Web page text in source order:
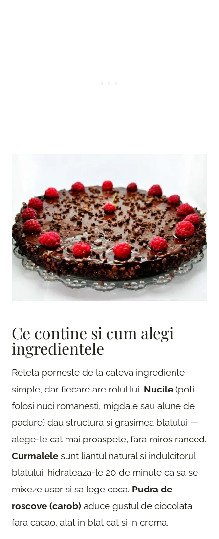
Ce contine si cum alegi
ingredientele
Reteta porneste de la cateva ingrediente
simple, dar fiecare are rolul lui. Nucile (poti
folosi nuci romanesti, migdale sau alune de
padure) dau structura si grasimea blatului —
alege-le cat mai proaspete, fara miros ranced.
Curmalele sunt liantul natural si indulcitorul
blatului; hidrateaza-le 20 de minute ca sa se
mixeze usor si sa lege coca. Pudra de
roscove (carob) aduce gustul de ciocolata
fara cacao, atat in blat cat si in crema.